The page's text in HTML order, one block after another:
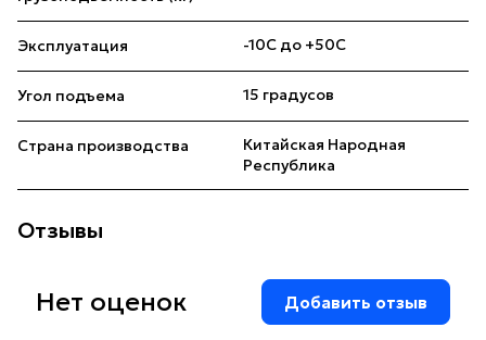
Эксплуатация -10С до +50С
Угол подъема 15 градусов
Страна производства
Китайская Народная
Республика
Отзывы
Нет оценок Добавить отзыв